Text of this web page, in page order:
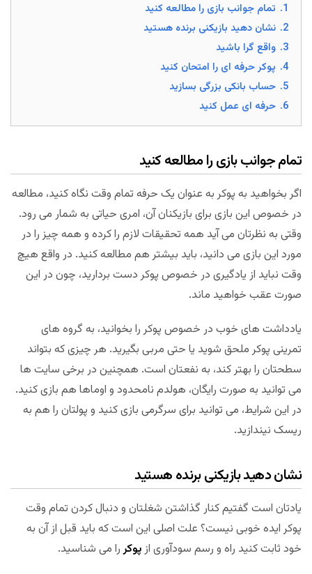
1. تمام جوانب بازی را مطالعه کنید
2. نشان دهید بازیکنی برنده هستید
3. واقع گرا باشید
4. پوکر حرفه ای را امتحان کنید
5. حساب بانکی بزرگی بسازید
6. حرفه ای عمل کنید
تمام جوانب بازی را مطالعه کنید
اگر بخواهید به پوکر به عنوان یک حرفه تمام وقت نگاه کنید، مطالعه
در خصوص این بازی برای بازیکنان آن، امری حیاتی به شمار می رود.
وقتی به نظرتان می آید همه تحقیقات لازم را کرده و همه چیز را در
مورد این بازی می دانید، باید بیشتر هم مطالعه کنید. در واقع هیچ
وقت نباید از یادگیری در خصوص پوکر دست بردارید، چون در این
صورت عقب خواهید ماند.
یادداشت های خوب در خصوص پوکر را بخوانید، به گروه های
تمرینی پوکر ملحق شوید یا حتی مربی بگیرید. هر چیزی که بتواند
سطحتان را بهتر کند، به نفعتان است. همچنین در برخی سایت ها
می توانید به صورت رایگان، هولدم نامحدود و اوماها هم بازی کنید.
در این شرایط، می توانید برای سرگرمی بازی کنید و پولتان را هم به
ریسک نیندازید.
نشان دهید بازیکنی برنده هستید
یادتان است گفتیم کنار گذاشتن شغلتان و دنبال کردن تمام وقت
پوکر ایده خوبی نیست؟ علت اصلی این است که باید قبل از آن به
خود ثابت کنید راه و رسم سودآوری ازپوکررا می شناسید.